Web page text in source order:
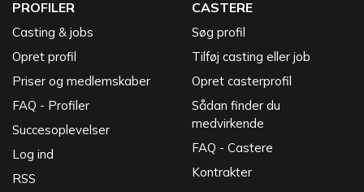
PROFILER
Casting & jobs
Opret profil
Priser og medlemskaber
FAQ - Profiler
Succesoplevelser
Log ind
RSS
CASTERE
Søg profil
Tilføj casting eller job
Opret casterprofil
Sådan finder du
medvirkende
FAQ - Castere
Kontrakter